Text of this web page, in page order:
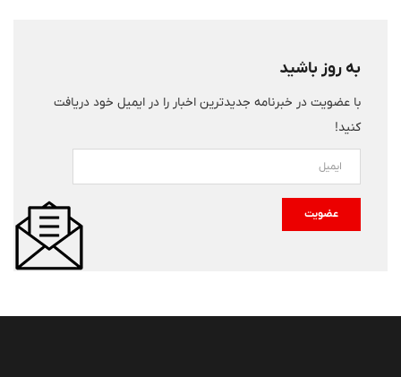
به روز باشید
با عضویت در خبرنامه جدیدترین اخبار را در ایمیل خود دریافت
کنید!
عضویت